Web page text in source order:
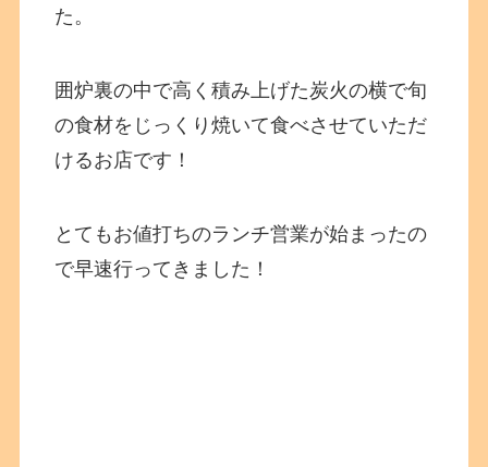
た。
囲炉裏の中で高く積み上げた炭火の横で旬
の食材をじっくり焼いて食べさせていただ
けるお店です！
とてもお値打ちのランチ営業が始まったの
で早速行ってきました！